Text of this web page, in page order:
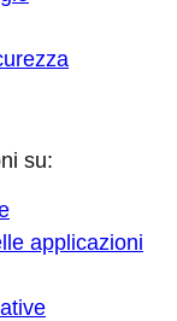
su:
applicazioni